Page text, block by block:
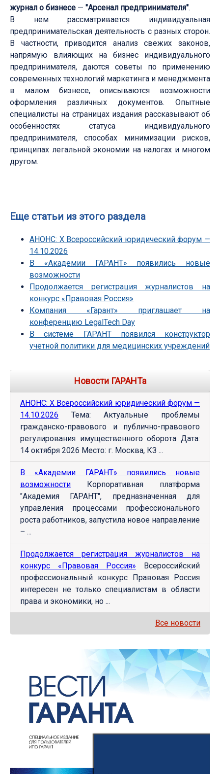
журнал о бизнесе — "Арсенал предпринимателя".
В нем рассматривается индивидуальная
предпринимательская деятельность с разных сторон.
В частности, приводится анализ свежих законов,
напрямую влияющих на бизнес индивидуального
предпринимателя, даются советы по применению
современных технологий маркетинга и менеджмента
в малом бизнесе, описываются возможности
оформления различных документов. Опытные
специалисты на страницах издания рассказывают об
особенностях статуса индивидуального
предпринимателя, способах минимизации рисков,
принципах легальной экономии на налогах и многом
другом.
Еще статьи из этого раздела
АНОНС: Х Всероссийский юридический форум —
14.10.2026
В «Академии ГАРАНТ» появились новые
возможности
Продолжается регистрация журналистов на
конкурс «Правовая Россия»
Компания «Гарант» приглашает на
конференцию LegalTech Day
В системе ГАРАНТ появился конструктор
учетной политики для медицинских учреждений
Новости ГАРАНТа
АНОНС: Х Всероссийский юридический форум —
14.10.2026 Тема: Актуальные проблемы
гражданско-правового и публично-правового
регулирования имущественного оборота Дата:
14 октября 2026 Место: г. Москва, КЗ ...
В «Академии ГАРАНТ» появились новые
возможности Корпоративная платформа
"Академия ГАРАНТ", предназначенная для
управления процессами профессионального
роста работников, запустила новое направление
– ...
Продолжается регистрация журналистов на
конкурс «Правовая Россия» Всероссийский
профессиональный конкурс Правовая Россия
интересен не только специалистам в области
права и экономики, но ...
Все новости